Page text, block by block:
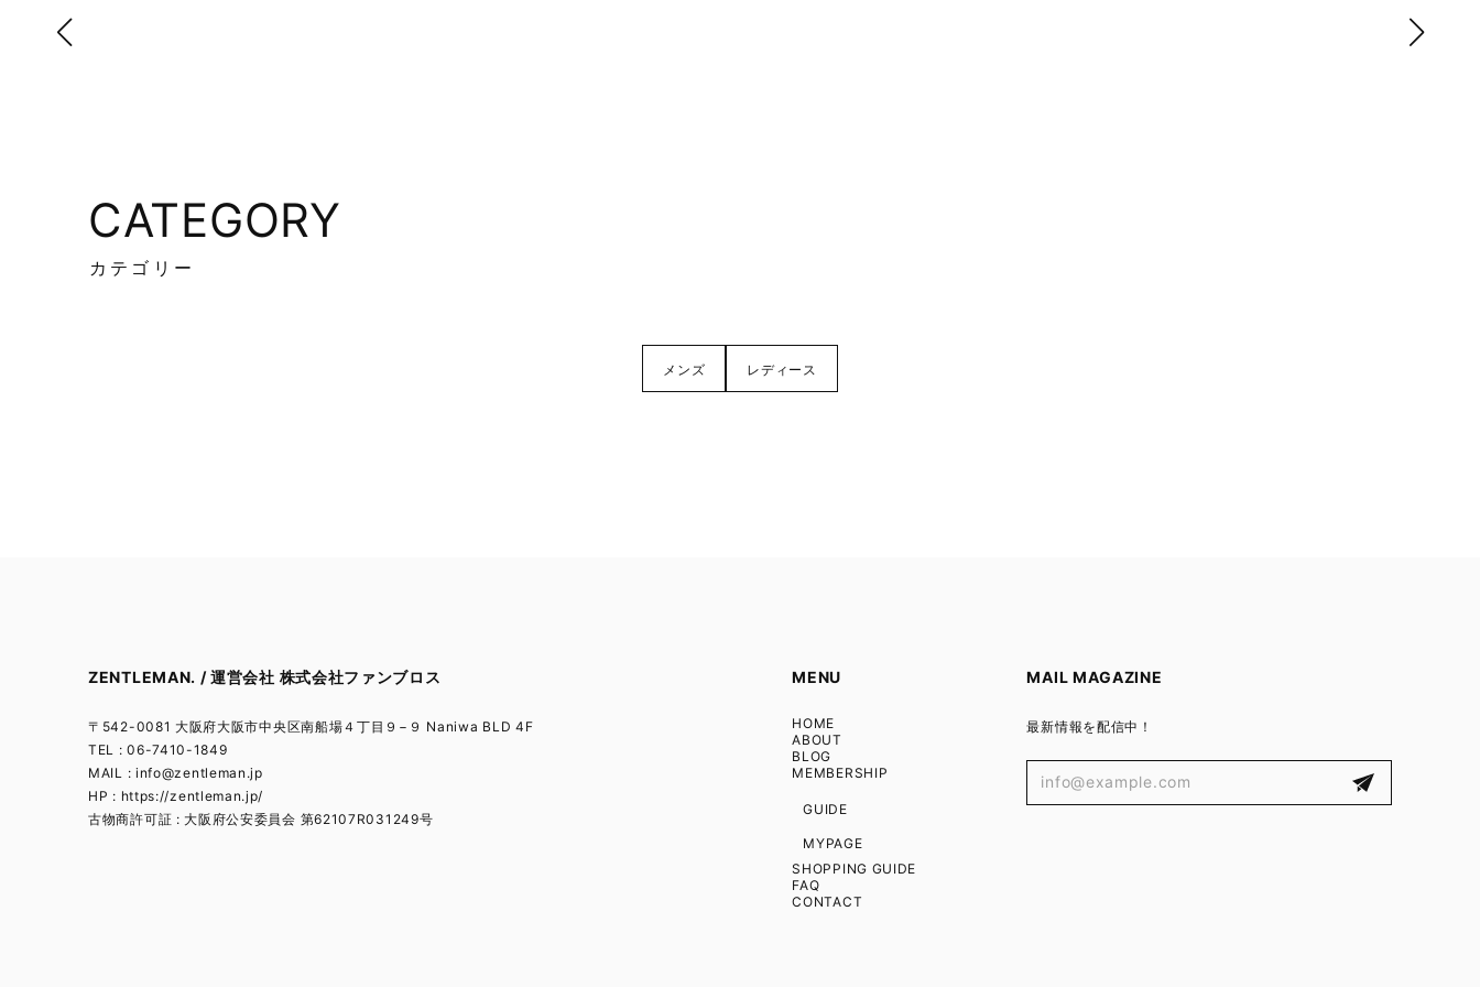
CATEGORY
カテゴリー
メンズ レディース
ZENTLEMAN. / 運営会社 株式会社ファンブロス
〒542-0081 大阪府大阪市中央区南船場４丁目９−９ Naniwa BLD 4F
TEL : 06-7410-1849
MAIL : info@zentleman.jp
HP : https://zentleman.jp/
古物商許可証 : 大阪府公安委員会 第62107R031249号
MENU
HOME
ABOUT
BLOG
MEMBERSHIP
GUIDE
MYPAGE
SHOPPING GUIDE
FAQ
CONTACT
MAIL MAGAZINE
最新情報を配信中！